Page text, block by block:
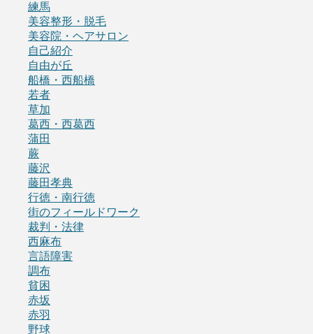
練馬
美容整形・脱毛
美容院・ヘアサロン
自己紹介
自由が丘
船橋・西船橋
若者
草加
葛西・西葛西
蒲田
蕨
藤沢
藤田孝典
行徳・南行徳
街のフィールドワーク
裁判・法律
西麻布
言語障害
調布
貧困
赤坂
赤羽
野球